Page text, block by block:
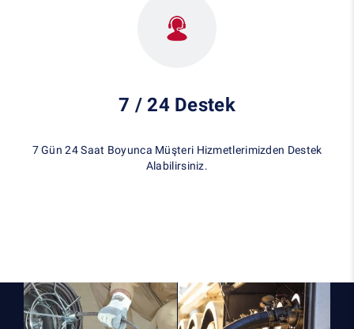
7 / 24 Destek
7 Gün 24 Saat Boyunca Müşteri Hizmetlerimizden Destek
Alabilirsiniz.